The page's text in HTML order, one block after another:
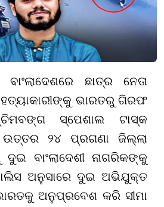
ବାଂଲାଦେଶରେ ଛାତ୍ର ନେତା
ଭାରତରୁ ଗିରଫ
ସ୍ପେଶାଲ ଟାସ୍କ
ଉତ୍ତର ୨୪ ପ୍ରଗଣା ଜିଲ୍ଲା
ବାଂଲାଦେଶୀ ନାଗରିକଙ୍କୁ
ଅନୁସାରେ ଦୁଇ ଅଭିଯୁକ୍ତ
ଅନୁପ୍ରବେଶ କରି ସୀମା